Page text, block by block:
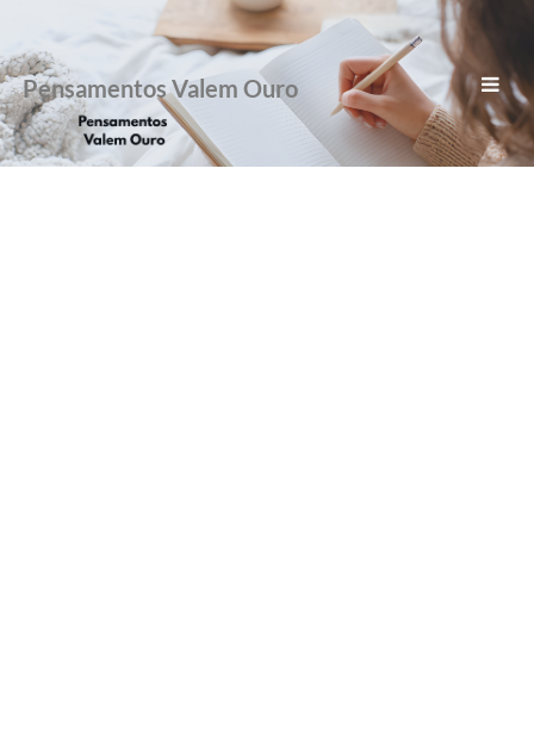
Pensamentos Valem Ouro